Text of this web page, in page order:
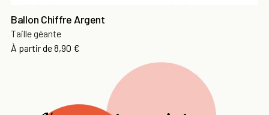
Ballon Chiffre Argent
Taille géante
À partir dePrix
8,90 €